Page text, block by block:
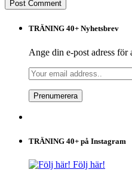
TRÄNING 40+ Nyhetsbrev
Ange din e-post adress för
TRÄNING 40+ på Instagram
Följ här!